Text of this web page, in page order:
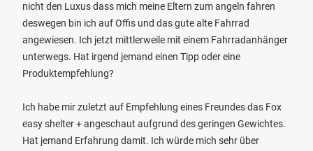
nicht den Luxus dass mich meine Eltern zum angeln fahren
deswegen bin ich auf Offis und das gute alte Fahrrad
angewiesen. Ich jetzt mittlerweile mit einem Fahrradanhänger
unterwegs. Hat irgend jemand einen Tipp oder eine
Produktempfehlung?
Ich habe mir zuletzt auf Empfehlung eines Freundes das Fox
easy shelter + angeschaut aufgrund des geringen Gewichtes.
Hat jemand Erfahrung damit. Ich würde mich sehr über